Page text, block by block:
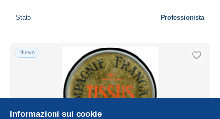
Stato Professionista
Nuovo
Informazioni sui cookie